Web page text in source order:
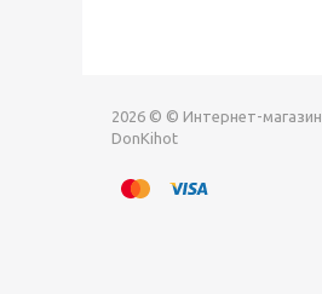
2026 © © Интернет-магазин
DonKihot